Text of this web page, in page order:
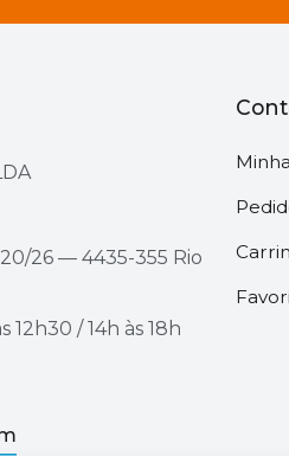
26 — 4435-355 Rio
12h30 / 14h às 18h